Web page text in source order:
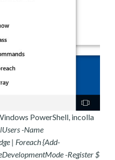
PowerShell, incolla
-Name
| Foreach {Add-
-Register $